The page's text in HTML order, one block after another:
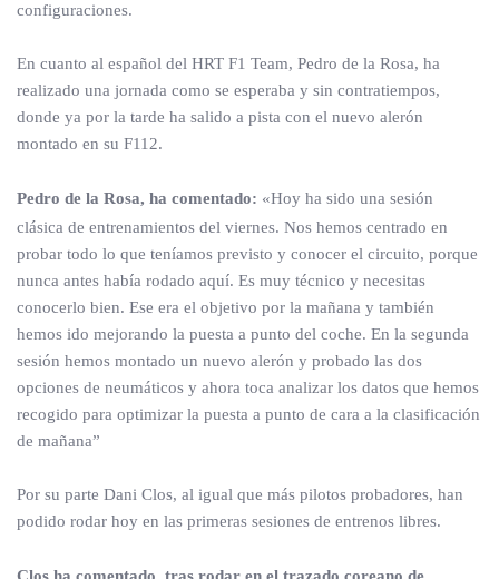
configuraciones.
En cuanto al español del HRT F1 Team, Pedro de la Rosa, ha
realizado una jornada como se esperaba y sin contratiempos,
donde ya por la tarde ha salido a pista con el nuevo alerón
montado en su F112.
Pedro de la Rosa, ha comentado: «Hoy ha sido una sesión
clásica de entrenamientos del viernes. Nos hemos centrado en
probar todo lo que teníamos previsto y conocer el circuito, porque
nunca antes había rodado aquí. Es muy técnico y necesitas
conocerlo bien. Ese era el objetivo por la mañana y también
hemos ido mejorando la puesta a punto del coche. En la segunda
sesión hemos montado un nuevo alerón y probado las dos
opciones de neumáticos y ahora toca analizar los datos que hemos
recogido para optimizar la puesta a punto de cara a la clasificación
de mañana”
Por su parte Dani Clos, al igual que más pilotos probadores, han
podido rodar hoy en las primeras sesiones de entrenos libres.